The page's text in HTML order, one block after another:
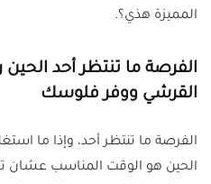
المميزة هذي؟.
الفرصة ما تنتظر أحد
القرشي ووفر فلوسك
الفرصة ما تنتظر أحد، وإذا ما
الحين هو الوقت المناسب